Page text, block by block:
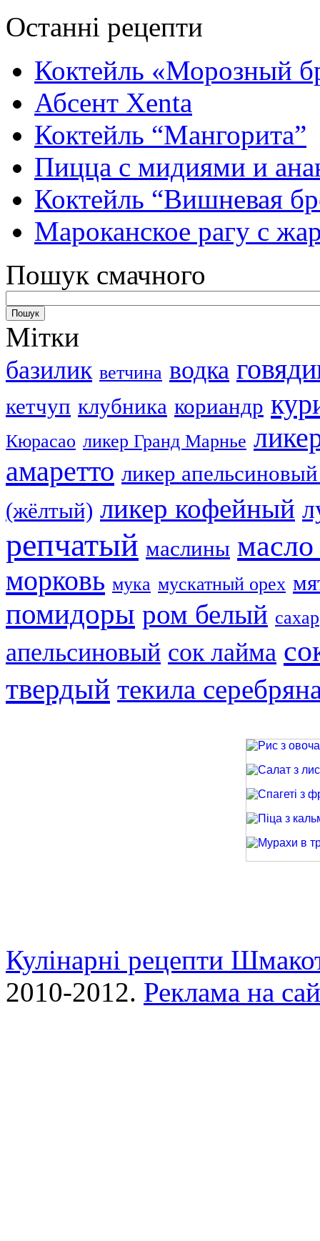
Останні рецепти
Коктейль «Морозный
Абсент Xenta
Коктейль “Мангорита”
Пицца с мидиями и
Коктейль “Вишневая
Мароканское рагу с
Пошук смачного
Мітки
базилик ветчина водка
кетчуп клубника кориандр
Кюрасао ликер Гранд Марнье
амаретто ликер
(жёлтый) ликер кофейный
репчатый маслины масло
морковь мука мускатный орех
помидоры ром белый сахар
апельсиновый сок лайма
твердый текила
Кулінарні рецепти
2010-2012. Реклама на